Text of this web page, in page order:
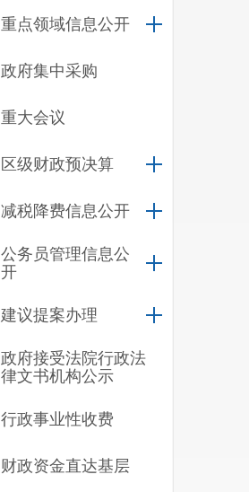
重点领域信息公开
政府集中采购
重大会议
区级财政预决算
减税降费信息公开
公务员管理信息公
开
建议提案办理
政府接受法院行政法
律文书机构公示
行政事业性收费
财政资金直达基层